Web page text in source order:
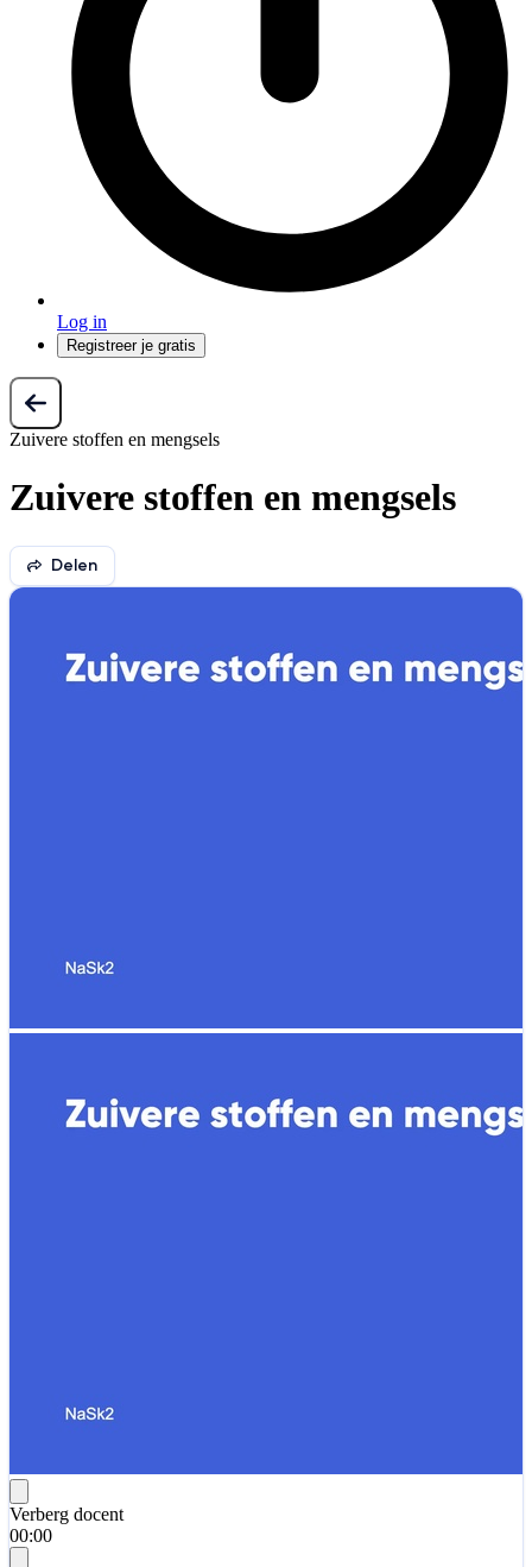
Log in
Registreer je gratis
Zuivere stoffen en mengsels
Zuivere stoffen en mengsels
Delen
Verberg docent
00:00